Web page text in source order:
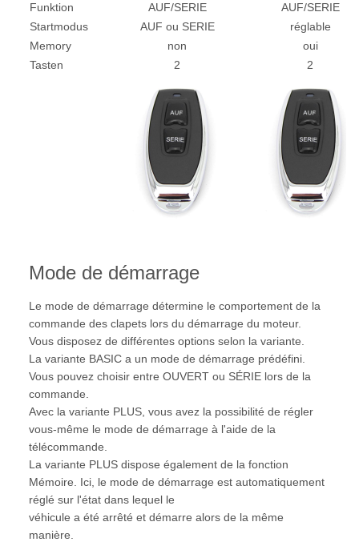
Funktion
AUF/SERIE
AUF/SERIE
Startmodus
AUF ou SERIE
réglable
Memory
non
oui
Tasten
2 2
Mode de démarrage
Le mode de démarrage détermine le comportement de la
commande des clapets lors du démarrage du moteur.
Vous disposez de différentes options selon la variante.
La variante BASIC a un mode de démarrage prédéfini.
Vous pouvez choisir entre OUVERT ou SÉRIE lors de la
commande.
Avec la variante PLUS, vous avez la possibilité de régler
vous-même le mode de démarrage à l'aide de la
télécommande.
La variante PLUS dispose également de la fonction
Mémoire. Ici, le mode de démarrage est automatiquement
réglé sur l'état dans lequel le
véhicule a été arrêté et démarre alors de la même
manière.